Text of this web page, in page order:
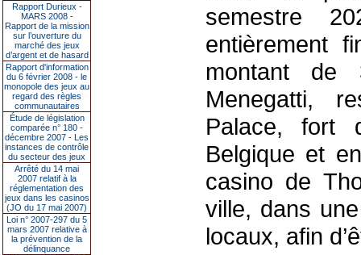
Rapport Durieux -
MARS 2008 -
Rapport de la mission
sur l’ouverture du
marché des jeux
d’argent et de hasard
Rapport d'information
du 6 février 2008 - le
monopole des jeux au
regard des règles
communautaires
Étude de législation
comparée n° 180 -
décembre 2007 - Les
instances de contrôle
du secteur des jeux
Arrêté du 14 mai
2007 relatif à la
réglementation des
jeux dans les casinos
(JO du 17 mai 2007)
Loi n° 2007-297 du 5
mars 2007 relative à
la prévention de la
délinquance
semestre
entièrement
montant de
Menegatti,
Palace, fort
Belgique et
casino de
ville, dans
locaux, afin